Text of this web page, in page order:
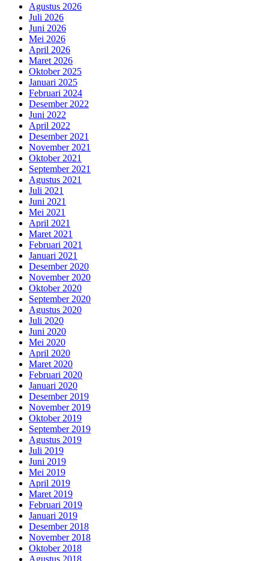
Agustus 2026
Juli 2026
Juni 2026
Mei 2026
April 2026
Maret 2026
Oktober 2025
Januari 2025
Februari 2024
Desember 2022
Juni 2022
April 2022
Desember 2021
November 2021
Oktober 2021
September 2021
Agustus 2021
Juli 2021
Juni 2021
Mei 2021
April 2021
Maret 2021
Februari 2021
Januari 2021
Desember 2020
November 2020
Oktober 2020
September 2020
Agustus 2020
Juli 2020
Juni 2020
Mei 2020
April 2020
Maret 2020
Februari 2020
Januari 2020
Desember 2019
November 2019
Oktober 2019
September 2019
Agustus 2019
Juli 2019
Juni 2019
Mei 2019
April 2019
Maret 2019
Februari 2019
Januari 2019
Desember 2018
November 2018
Oktober 2018
Agustus 2018